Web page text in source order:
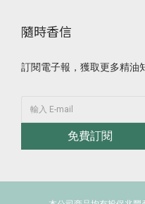
隨時香信
訂閱電子報，獲取更多精油
免費訂閱